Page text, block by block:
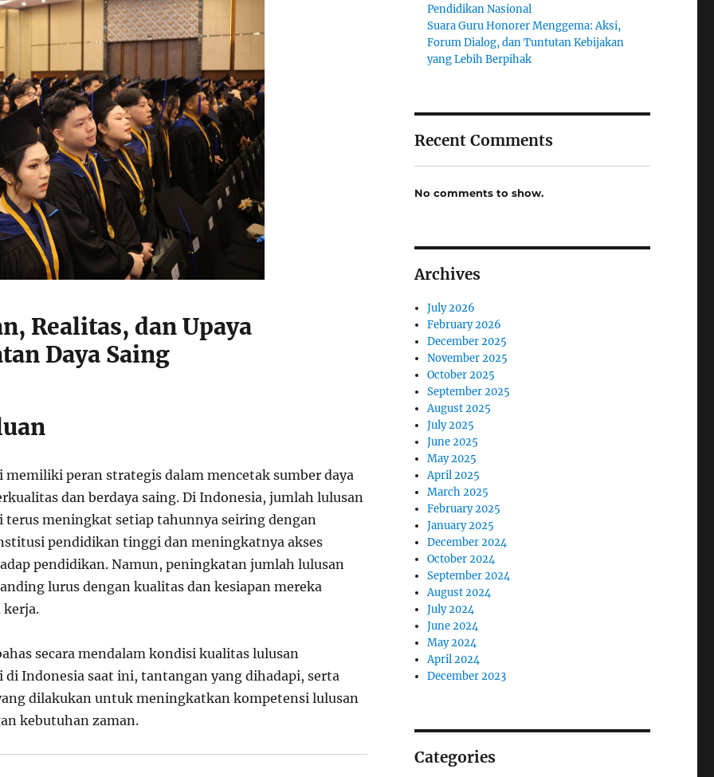
Realitas, dan Upaya
Daya Saing
memiliki peran strategis dalam mencetak sumber daya
dan berdaya saing. Di Indonesia, jumlah lulusan
terus meningkat setiap tahunnya seiring dengan
pendidikan tinggi dan meningkatnya akses
pendidikan. Namun, peningkatan jumlah lulusan
lurus dengan kualitas dan kesiapan mereka
kerja.
secara mendalam kondisi kualitas lulusan
Indonesia saat ini, tantangan yang dihadapi, serta
dilakukan untuk meningkatkan kompetensi lulusan
kebutuhan zaman.
Pendidikan Nasional
Suara Guru Honorer Menggema: Aksi,
Forum Dialog, dan Tuntutan Kebijakan
yang Lebih Berpihak
Recent Comments
No comments to show.
Archives
July 2026
February 2026
December 2025
November 2025
October 2025
September 2025
August 2025
July 2025
June 2025
May 2025
April 2025
March 2025
February 2025
January 2025
December 2024
October 2024
September 2024
August 2024
July 2024
June 2024
May 2024
April 2024
December 2023
Categories